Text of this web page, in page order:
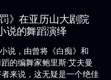
》在亚历山大剧院
说的舞蹈演绎
说，由曾将《白痴》和
的编舞家鲍里斯·艾夫曼
来说，这无疑是一个绝佳